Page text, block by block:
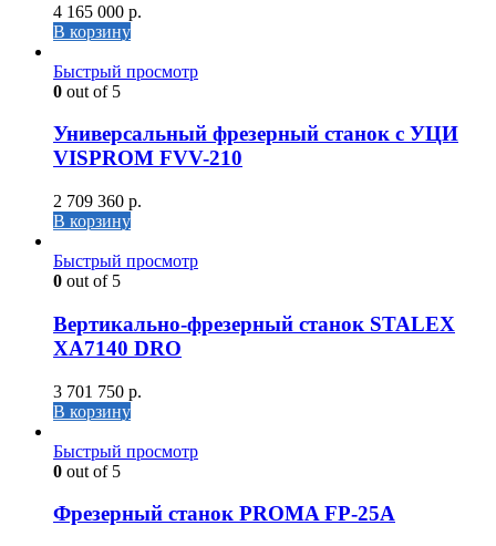
4 165 000 р.
В корзину
Быстрый просмотр
0 out of 5
Универсальный фрезерный станок с УЦИ
VISPROM FVV-210
2 709 360 р.
В корзину
Быстрый просмотр
0 out of 5
Вертикально-фрезерный станок STALEX
XA7140 DRO
3 701 750 р.
В корзину
Быстрый просмотр
0 out of 5
Фрезерный станок PROMA FP-25A